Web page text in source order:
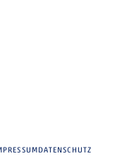
DATENSCHUTZ